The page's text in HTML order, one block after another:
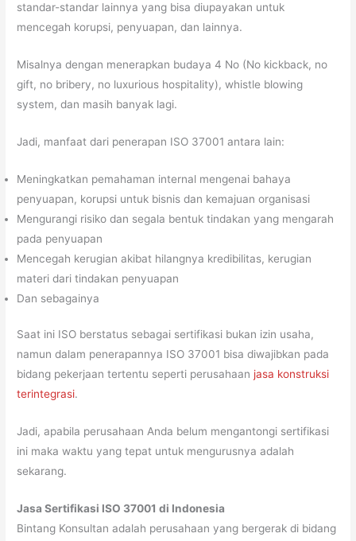
standar-standar lainnya yang bisa diupayakan untuk
mencegah korupsi, penyuapan, dan lainnya.
Misalnya dengan menerapkan budaya 4 No (No kickback, no
gift, no bribery, no luxurious hospitality), whistle blowing
system, dan masih banyak lagi.
Jadi, manfaat dari penerapan ISO 37001 antara lain:
Meningkatkan pemahaman internal mengenai bahaya
penyuapan, korupsi untuk bisnis dan kemajuan organisasi
Mengurangi risiko dan segala bentuk tindakan yang mengarah
pada penyuapan
Mencegah kerugian akibat hilangnya kredibilitas, kerugian
materi dari tindakan penyuapan
Dan sebagainya
Saat ini ISO berstatus sebagai sertifikasi bukan izin usaha,
namun dalam penerapannya ISO 37001 bisa diwajibkan pada
bidang pekerjaan tertentu seperti perusahaan jasa konstruksi
terintegrasi.
Jadi, apabila perusahaan Anda belum mengantongi sertifikasi
ini maka waktu yang tepat untuk mengurusnya adalah
sekarang.
Jasa Sertifikasi ISO 37001 di Indonesia
Bintang Konsultan adalah perusahaan yang bergerak di bidang